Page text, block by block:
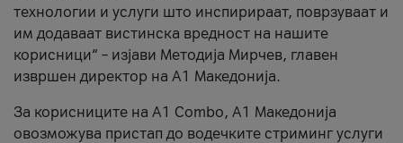
технологии и услуги што инспирираат, поврзуваат и
им додаваат вистинска вредност на нашите
корисници“ – изјави Методија Мирчев, главен
извршен директор на А1 Македонија.
За корисниците на A1 Combo, А1 Македонија
овозможува пристап до водечките стриминг услуги